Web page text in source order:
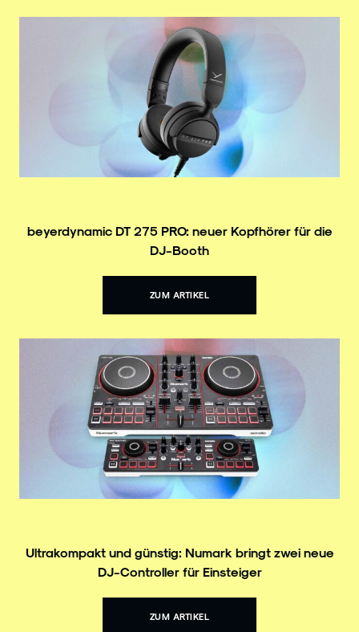
beyerdynamic DT 275 PRO: neuer Kopfhörer für die
DJ-Booth
ZUM ARTIKEL
Ultrakompakt und günstig: Numark bringt zwei neue
DJ-Controller für Einsteiger
ZUM ARTIKEL